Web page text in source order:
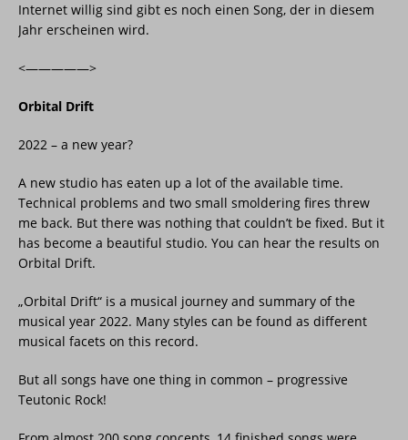
Internet willig sind gibt es noch einen Song, der in diesem
Jahr erscheinen wird.
<—————>
Orbital Drift
2022 – a new year?
A new studio has eaten up a lot of the available time.
Technical problems and two small smoldering fires threw
me back. But there was nothing that couldn’t be fixed. But it
has become a beautiful studio. You can hear the results on
Orbital Drift.
„Orbital Drift“ is a musical journey and summary of the
musical year 2022. Many styles can be found as different
musical facets on this record.
But all songs have one thing in common – progressive
Teutonic Rock!